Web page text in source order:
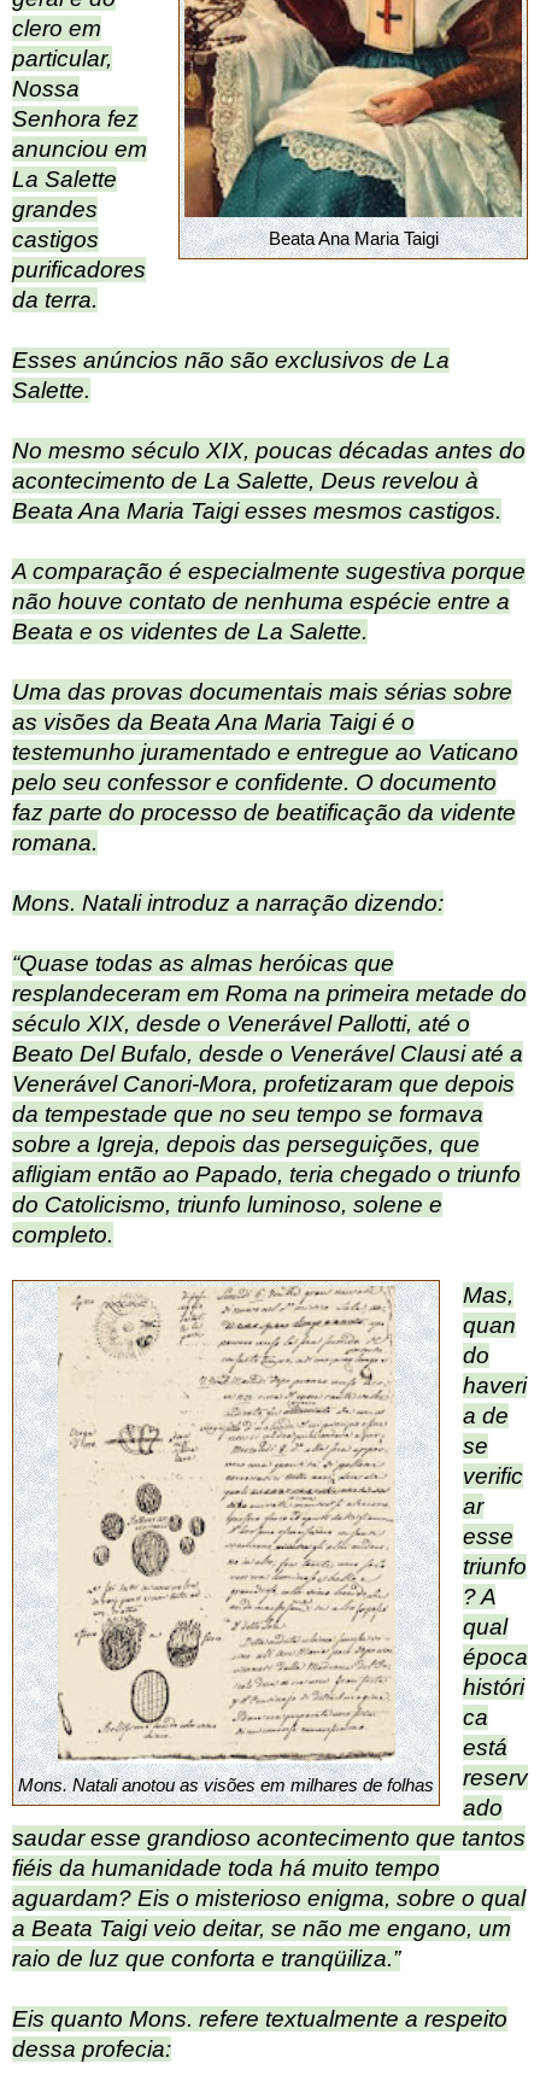
Beata Ana Maria Taigi
clero em
particular,
Nossa
Senhora fez
anunciou em
La Salette
grandes
castigos
purificadores
da terra.
Esses anúncios não são exclusivos de La
Salette.
No mesmo século XIX, poucas décadas antes do
acontecimento de La Salette, Deus revelou à
Beata Ana Maria Taigi esses mesmos castigos.
A comparação é especialmente sugestiva porque
não houve contato de nenhuma espécie entre a
Beata e os videntes de La Salette.
Uma das provas documentais mais sérias sobre
as visões da Beata Ana Maria Taigi é o
testemunho juramentado e entregue ao Vaticano
pelo seu confessor e confidente. O documento
faz parte do processo de beatificação da vidente
romana.
Mons. Natali introduz a narração dizendo:
“Quase todas as almas heróicas que
resplandeceram em Roma na primeira metade do
século XIX, desde o Venerável Pallotti, até o
Beato Del Bufalo, desde o Venerável Clausi até a
Venerável Canori-Mora, profetizaram que depois
da tempestade que no seu tempo se formava
sobre a Igreja, depois das perseguições, que
afligiam então ao Papado, teria chegado o triunfo
do Catolicismo, triunfo luminoso, solene e
completo.
Mons. Natali anotou as visões em milhares de folhas
Mas,
quan
do
haveri
a de
se
verific
ar
esse
triunfo
? A
qual
época
históri
ca
está
reserv
ado
saudar esse grandioso acontecimento que tantos
fiéis da humanidade toda há muito tempo
aguardam? Eis o misterioso enigma, sobre o qual
a Beata Taigi veio deitar, se não me engano, um
raio de luz que conforta e tranqüiliza.”
Eis quanto Mons. refere textualmente a respeito
dessa profecia: